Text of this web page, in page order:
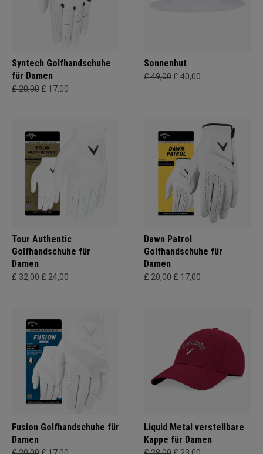
Syntech Golfhandschuhe
für Damen
£ 20,00 £ 17,00
Sonnenhut
£ 49,00 £ 40,00
Tour Authentic
Golfhandschuhe für
Damen
£ 32,00 £ 24,00
Dawn Patrol
Golfhandschuhe für
Damen
£ 20,00 £ 17,00
Fusion Golfhandschuhe für
Damen
Liquid Metal verstellbare
Kappe für Damen